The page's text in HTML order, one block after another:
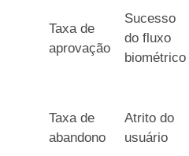
Taxa de
aprovação
Sucesso
do fluxo
biométrico
Taxa de
abandono
Atrito do
usuário